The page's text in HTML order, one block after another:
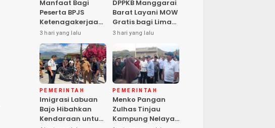
Manfaat Bagi
Peserta BPJS
Ketenagakerjaan
Dapat Santunan
Kematian hingga
Beasiswa Anak
3 hari yang lalu
DPPKB Manggarai
Barat Layani MOW
Gratis bagi Lima
Peserta, Biaya
Pemerintah
3 hari yang lalu
PEMERINTAH
Imigrasi Labuan
Bajo Hibahkan
Kendaraan untuk
PEMERINTAH
Menko Pangan
Zulhas Tinjau
Kampung Nelayan